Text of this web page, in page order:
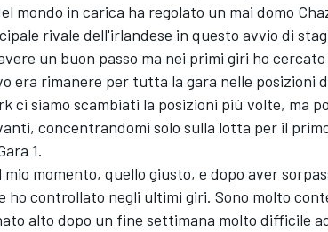
mondo in carica ha regolato un mai domo
rivale dell'irlandese in questo avvio di
un buon passo ma nei primi giri ho
era rimanere per tutta la gara nelle posizioni
ci siamo scambiati la posizioni più volte, ma
concentrandomi solo sulla lotta per il
1.
mio momento, quello giusto, e dopo aver
ho controllato negli ultimi giri. Sono molto
alto dopo un fine settimana molto difficile